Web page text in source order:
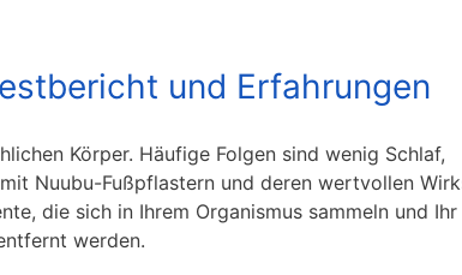
und Erfahrungen
Körper. Häufige Folgen sind wenig Schlaf,
Nuubu-Fußpflastern und deren wertvollen
die sich in Ihrem Organismus sammeln und Ihr
werden.